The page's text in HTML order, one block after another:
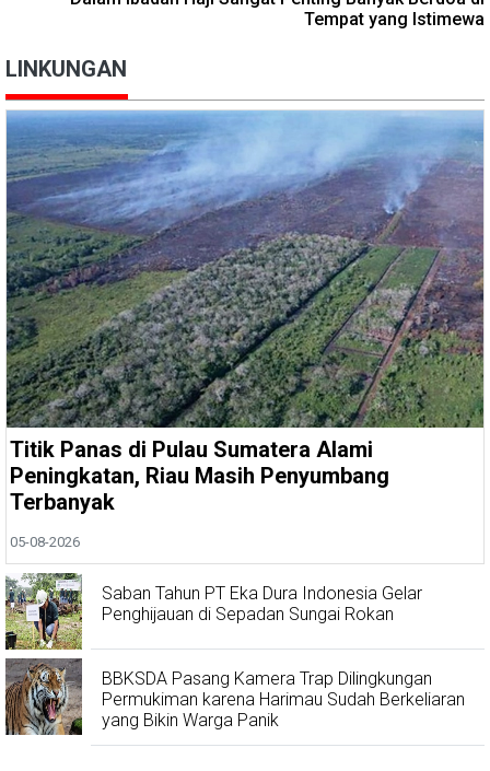
Tempat yang Istimewa
LINKUNGAN
Titik Panas di Pulau Sumatera Alami
Peningkatan, Riau Masih Penyumbang
Terbanyak
05-08-2026
Saban Tahun PT Eka Dura Indonesia Gelar
Penghijauan di Sepadan Sungai Rokan
BBKSDA Pasang Kamera Trap Dilingkungan
Permukiman karena Harimau Sudah Berkeliaran
yang Bikin Warga Panik